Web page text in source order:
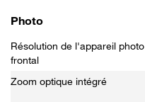
Photo
Résolution de l'appareil photo
frontal
Zoom optique intégré